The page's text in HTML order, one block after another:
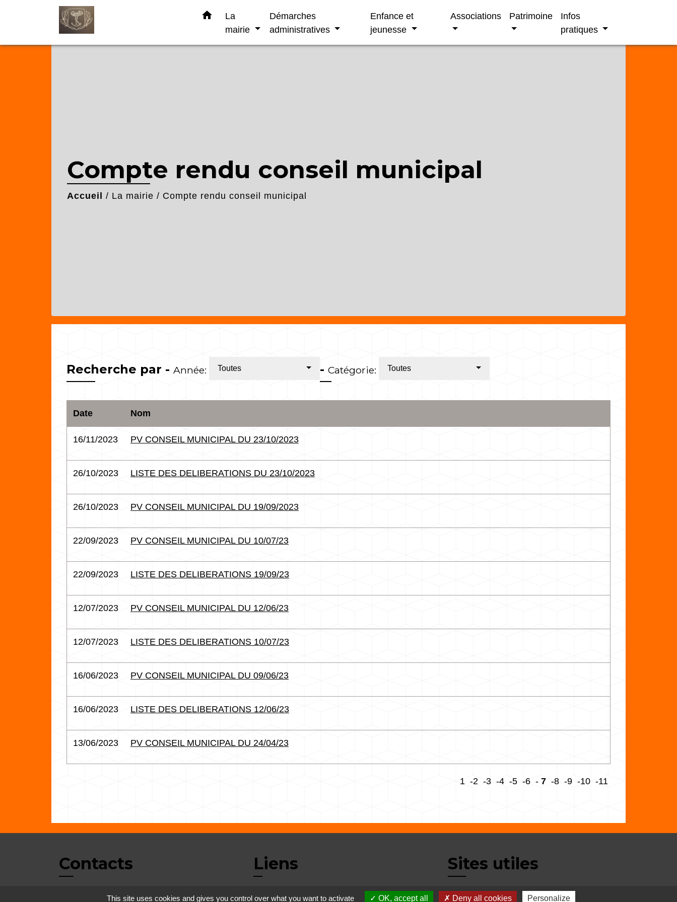
home
La
mairie
Démarches
administratives
Enfance et
jeunesse
Associations Patrimoine
Infos
pratiques
Compte rendu conseil municipal
Accueil / La mairie / Compte rendu conseil municipal
Recherche par - Année: Toutes - Catégorie: Toutes
Date Nom
16/11/2023 PV CONSEIL MUNICIPAL DU 23/10/2023
26/10/2023 LISTE DES DELIBERATIONS DU 23/10/2023
26/10/2023 PV CONSEIL MUNICIPAL DU 19/09/2023
22/09/2023 PV CONSEIL MUNICIPAL DU 10/07/23
22/09/2023 LISTE DES DELIBERATIONS 19/09/23
12/07/2023 PV CONSEIL MUNICIPAL DU 12/06/23
12/07/2023 LISTE DES DELIBERATIONS 10/07/23
16/06/2023 PV CONSEIL MUNICIPAL DU 09/06/23
16/06/2023 LISTE DES DELIBERATIONS 12/06/23
13/06/2023 PV CONSEIL MUNICIPAL DU 24/04/23
1 -2 -3 -4 -5 -6 - 7 -8 -9 -10 -11
Contacts
Commune de Vertrieu
Liens Sites utiles
Balcons du Dauphiné
This site uses cookies and gives you control over what you want to activate OK, accept all Deny all cookies Personalize